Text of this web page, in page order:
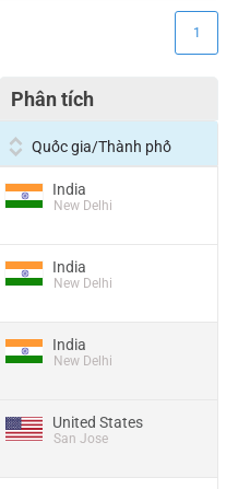
Phân tích
1
Quốc gia/Thành phố
India
New Delhi
India
New Delhi
India
New Delhi
United States
San Jose